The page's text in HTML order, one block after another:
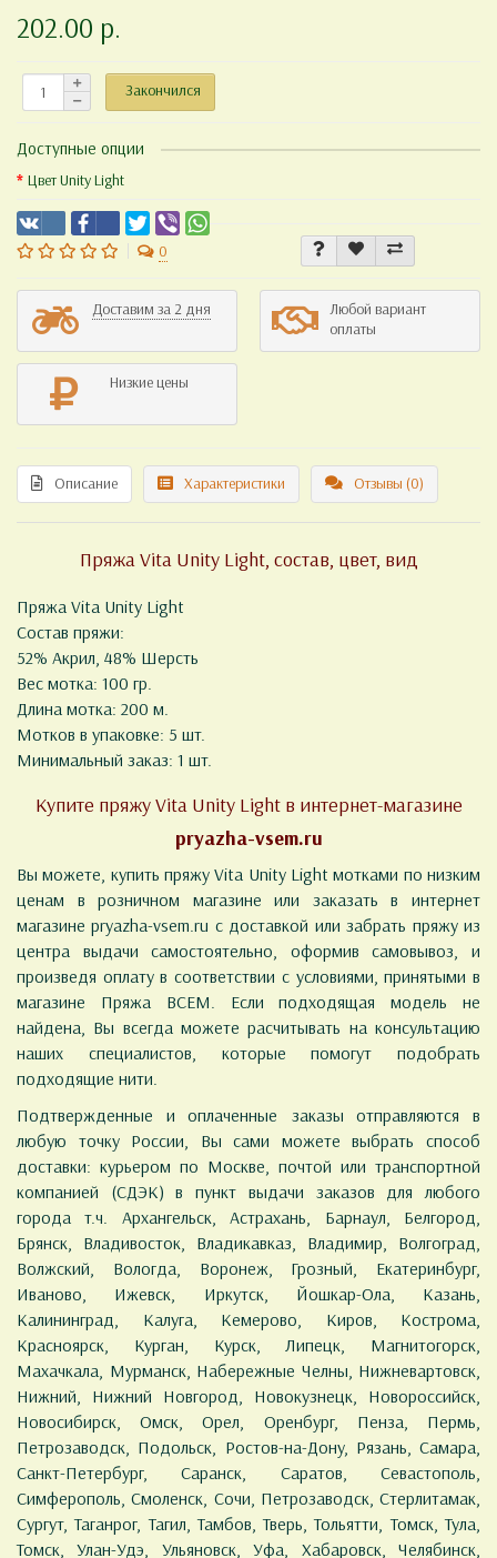
202.00 р.
Закончился
Доступные опции
Цвет Unity Light
0
Доставим за 2 дня
Любой вариант
оплаты
Низкие цены
Описание Характеристики Отзывы (0)
Пряжа Vita Unity Light, состав, цвет, вид
Пряжа Vita Unity Light
Состав пряжи:
52% Акрил, 48% Шерсть
Вес мотка: 100 гр.
Длина мотка: 200 м.
Мотков в упаковке: 5 шт.
Минимальный заказ: 1 шт.
Купите пряжу Vita Unity Light в интернет-магазине
pryazha-vsem.ru
Вы можете, купить пряжу Vita Unity Light мотками по низким
ценам в розничном магазине или заказать в интернет
магазине pryazha-vsem.ru с доставкой или забрать пряжу из
центра выдачи самостоятельно, оформив самовывоз, и
произведя оплату в соответствии с условиями, принятыми в
магазине Пряжа ВСЕМ. Если подходящая модель не
найдена, Вы всегда можете расчитывать на консультацию
наших специалистов, которые помогут подобрать
подходящие нити.
Подтвержденные и оплаченные заказы отправляются в
любую точку России, Вы сами можете выбрать способ
доставки: курьером по Москве, почтой или транспортной
компанией (СДЭК) в пункт выдачи заказов для любого
города т.ч. Архангельск, Астрахань, Барнаул, Белгород,
Брянск, Владивосток, Владикавказ, Владимир, Волгоград,
Волжский, Вологда, Воронеж, Грозный, Екатеринбург,
Иваново, Ижевск, Иркутск, Йошкар-Ола, Казань,
Калининград, Калуга, Кемерово, Киров, Кострома,
Красноярск, Курган, Курск, Липецк, Магнитогорск,
Махачкала, Мурманск, Набережные Челны, Нижневартовск,
Нижний, Нижний Новгород, Новокузнецк, Новороссийск,
Новосибирск, Омск, Орел, Оренбург, Пенза, Пермь,
Петрозаводск, Подольск, Ростов-на-Дону, Рязань, Самара,
Санкт-Петербург, Саранск, Саратов, Севастополь,
Симферополь, Смоленск, Сочи, Петрозаводск, Стерлитамак,
Сургут, Таганрог, Тагил, Тамбов, Тверь, Тольятти, Томск, Тула,
Томск, Улан-Удэ, Ульяновск, Уфа, Хабаровск, Челябинск,